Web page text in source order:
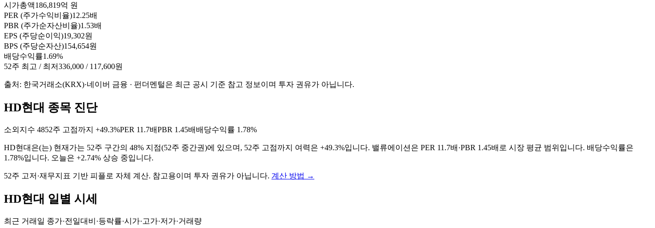
시가총액186,819억 원
PER (주가수익비율)12.25배
PBR (주가순자산비율)1.53배
EPS (주당순이익)19,302원
BPS (주당순자산)154,654원
배당수익률1.69%
52주 최고 / 최저336,000 / 117,600원
출처: 한국거래소(KRX)·네이버 금융 · 펀더멘털은 최근 공시 기준 참고 정보이며 투자 권유가 아닙니다.
HD현대 종목 진단
소외지수 4852주 고점까지 +49.3%PER 11.7배PBR 1.45배 배당수익률 1.78%
HD현대 은(는) 현재가는 52주 구간의 48% 지점(52주 중간권)에 있으며, 52주 고점까지 여력은 +49.3%입니다. 밸류에이션은 PER 11.7배·PBR 1.45배로 시장 평균 범위입니다. 배당수익률은
1.78%입니다. 오늘은 +2.74% 상승 중입니다.
52주 고저·재무지표 기반 피플로 자체 계산. 참고용이며 투자 권유가 아닙니다. 계산 방법 →
HD현대 일별 시세
최근 거래일 종가·전일대비·등락률·시가·고가·저가·거래량